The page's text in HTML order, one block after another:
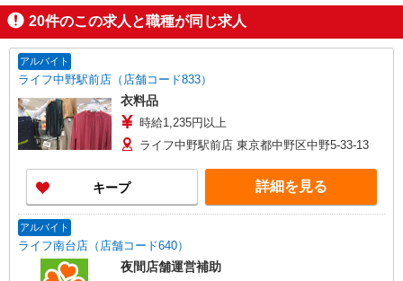
※16時（17時）以降 時給＋150円
※日・祝日 時給＋150円
掲載期間終了
20件のこの求人と職種が同じ求人
アルバイト
ライフ中野駅前店（店舗コード833）
衣料品
時給1,235円以上
ライフ中野駅前店 東京都中野区中野5-33-13
キープ 詳細を見る
アルバイト
ライフ南台店（店舗コード640）
夜間店舗運営補助